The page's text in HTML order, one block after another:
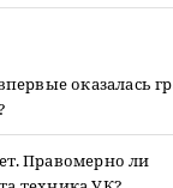
оказалась
Правомерно ли